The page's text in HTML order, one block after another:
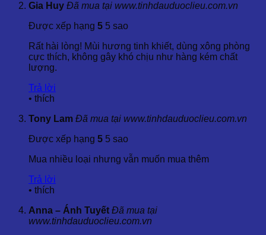
khác, Tinh Dầu Bách Xù Gai – Cade Essential Oil có
3.2 Ứng dụng trong các ngành:
Dược phẩm
: Sử dụng trong các sản phẩm thuốc và
thảo dược.
Mỹ phẩm
sóc da, tóc và răng miệng.
phẩm chức năng.
có mặt trong các liệu pháp massage trị liệu và các sản
4. Cách Sử Dụng Phổ Biến
Tinh dầu Bách Xù Gai – Cade Essential Oil có thể được pha
Gia Huy Đã mua tại www.tinhdauduoclieu.com.vn
Được xếp hạng 5 5 sao
Rất hài lòng! Mùi hương tinh khiết, dùng xông phòng
cực thích, không gây khó chịu như hàng kém chất
lượng.
Trả lời
• thích
Tony Lam Đã mua tại www.tinhdauduoclieu.com.vn
Được xếp hạng 5 5 sao
Mua nhiều loại nhưng vẫn muốn mua thêm
Trả lời
• thích
Anna – Ánh Tuyết Đã mua tại
www.tinhdauduoclieu.com.vn